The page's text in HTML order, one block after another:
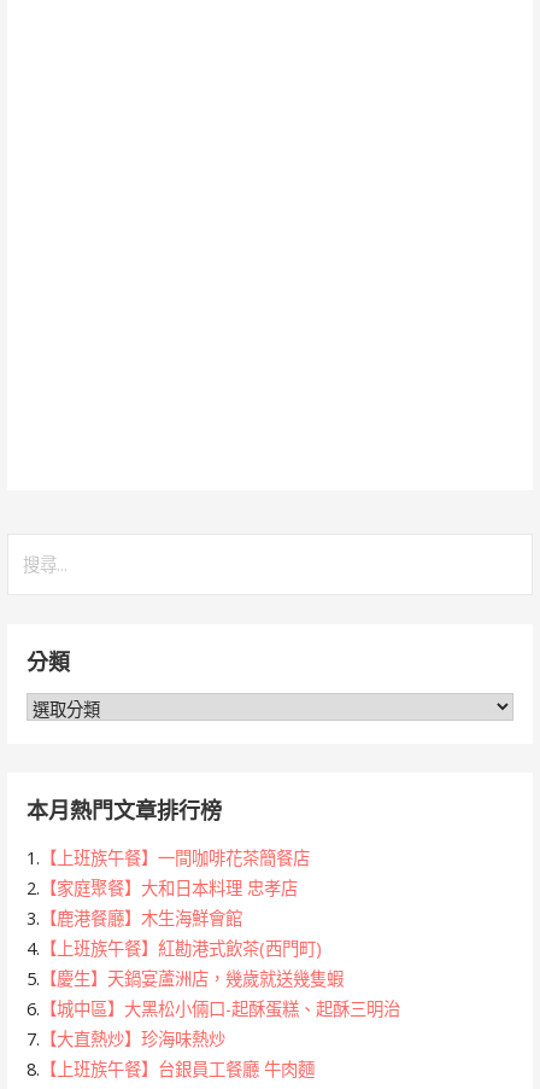
字:分類
分
本月熱門文章排行榜
1. 【上班族午餐】一間咖啡花茶簡餐店
2. 【家庭聚餐】大和日本料理 忠孝店
3. 【鹿港餐廳】木生海鮮會館
4. 【上班族午餐】紅勘港式飲茶(西門町)
5. 【慶生】天鍋宴蘆洲店，幾歲就送幾隻蝦
6. 【城中區】大黑松小倆口-起酥蛋糕、起酥三明治
7. 【大直熱炒】珍海味熱炒
8. 【上班族午餐】台銀員工餐廳 牛肉麵